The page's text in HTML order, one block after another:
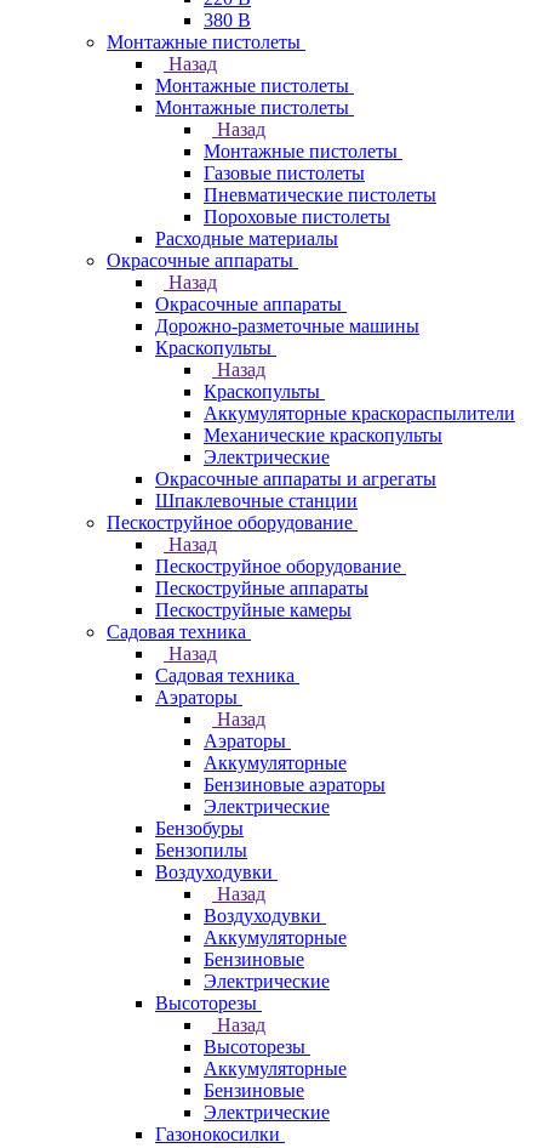
380 В
Монтажные пистолеты
Назад
Монтажные пистолеты
Монтажные пистолеты
Назад
Монтажные пистолеты
Газовые пистолеты
Пневматические пистолеты
Пороховые пистолеты
Расходные материалы
Окрасочные аппараты
Назад
Окрасочные аппараты
Дорожно-разметочные машины
Краскопульты
Назад
Краскопульты
Аккумуляторные краскораспылители
Механические краскопульты
Электрические
Окрасочные аппараты и агрегаты
Шпаклевочные станции
Пескоструйное оборудование
Назад
Пескоструйное оборудование
Пескоструйные аппараты
Пескоструйные камеры
Садовая техника
Назад
Садовая техника
Аэраторы
Назад
Аэраторы
Аккумуляторные
Бензиновые аэраторы
Электрические
Бензобуры
Бензопилы
Воздуходувки
Назад
Воздуходувки
Аккумуляторные
Бензиновые
Электрические
Высоторезы
Назад
Высоторезы
Аккумуляторные
Бензиновые
Электрические
Газонокосилки